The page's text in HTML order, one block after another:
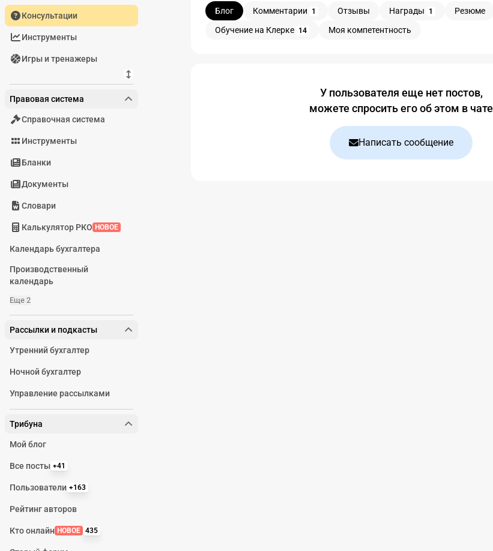
Консультации
Инструменты
Игры и тренажеры
Правовая система
Справочная система
Инструменты
Бланки
Документы
Словари
Калькулятор РКО НОВОЕ
Календарь бухгалтера
Производственный
календарь
Еще 2
Рассылки и подкасты
Утренний бухгалтер
Ночной бухгалтер
Управление рассылками
Трибуна
Мой блог
Все посты +41
Пользователи +163
Рейтинг авторов
Кто онлайн НОВОЕ 435
Блог Комментарии 1 Отзывы Награды 1
Резюме
Обучение на Клерке 14 Моя компетентность
У пользователя еще нет постов,
можете спросить его об этом в чате
Написать сообщение